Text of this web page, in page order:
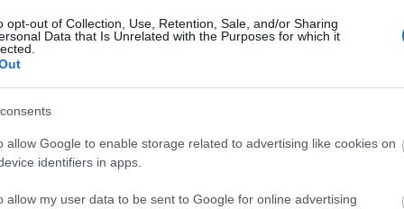
opt-out of Collection, Use, Retention, Sale, and/or Sharing
Data that Is Unrelated with the Purposes for which it
allow Google to enable storage related to advertising like cookies on
identifiers in apps.
allow my user data to be sent to Google for online advertising
όλες τις σημαντικές ειδήσεις.
proson.gr στα αποτελέσματα αναζήτησης